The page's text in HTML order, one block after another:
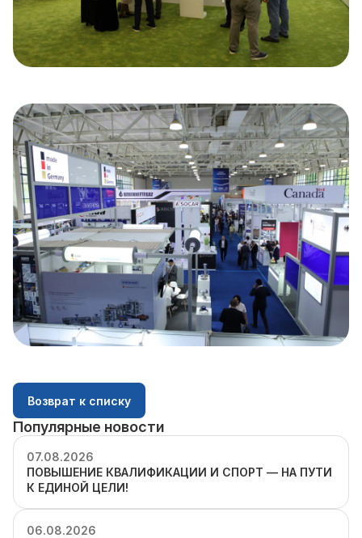
Возврат к списку
Популярные новости
07.08.2026
ПОВЫШЕНИЕ КВАЛИФИКАЦИИ И СПОРТ — НА ПУТИ
К ЕДИНОЙ ЦЕЛИ!
06.08.2026